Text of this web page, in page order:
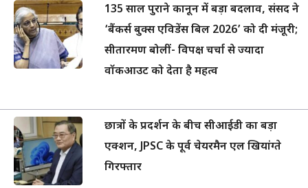
135 साल पुराने कानून में बड़ा बदलाव, संसद ने
‘बैंकर्स बुक्स एविडेंस बिल 2026’ को दी मंजूरी;
सीतारमण बोलीं- विपक्ष चर्चा से ज्यादा
वॉकआउट को देता है महत्व
छात्रों के प्रदर्शन के बीच सीआईडी का बड़ा
एक्शन, JPSC के पूर्व चेयरमैन एल खियांग्ते
गिरफ्तार